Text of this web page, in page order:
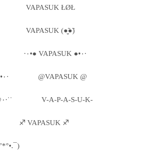
VAPASUK ŁØŁ
VAPASUK (●̮̮̃●̃)
·٠•● VAPASUK ●•٠·
٠•●๑ VAPASUK ๑●•٠· @VAPASUK @
˙˙·٠♔•VAPASUK •♔٠·˙˙ V-A-P-A-S-U-K-
♐ VAPASUK ♐